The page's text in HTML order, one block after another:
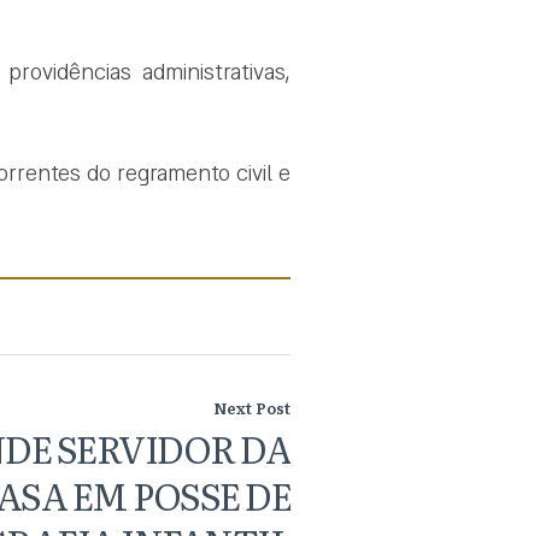
administrativas,
do regramento civil e
Next Post
SERVIDOR DA
EM POSSE DE